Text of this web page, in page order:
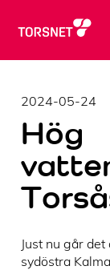
2024-05-24
Hög
Just nu går
sydöstra